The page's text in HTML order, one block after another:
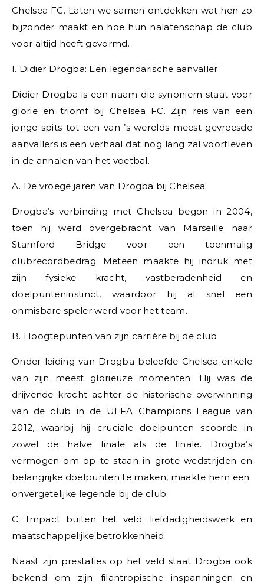
Chelsea FC. Laten we samen ontdekken wat hen zo
bijzonder maakt en hoe hun nalatenschap de club
voor altijd heeft gevormd.
I. Didier Drogba: Een legendarische aanvaller
Didier Drogba is een naam die synoniem staat voor
glorie en triomf bij Chelsea FC. Zijn reis van een
jonge spits tot een van ’s werelds meest gevreesde
aanvallers is een verhaal dat nog lang zal voortleven
in de annalen van het voetbal.
A. De vroege jaren van Drogba bij Chelsea
Drogba’s verbinding met Chelsea begon in 2004,
toen hij werd overgebracht van Marseille naar
Stamford Bridge voor een toenmalig
clubrecordbedrag. Meteen maakte hij indruk met
zijn fysieke kracht, vastberadenheid en
doelpunteninstinct, waardoor hij al snel een
onmisbare speler werd voor het team.
B. Hoogtepunten van zijn carrière bij de club
Onder leiding van Drogba beleefde Chelsea enkele
van zijn meest glorieuze momenten. Hij was de
drijvende kracht achter de historische overwinning
van de club in de UEFA Champions League van
2012, waarbij hij cruciale doelpunten scoorde in
zowel de halve finale als de finale. Drogba’s
vermogen om op te staan in grote wedstrijden en
belangrijke doelpunten te maken, maakte hem een ​​
onvergetelijke legende bij de club.
C. Impact buiten het veld: liefdadigheidswerk en
maatschappelijke betrokkenheid
Naast zijn prestaties op het veld staat Drogba ook
bekend om zijn filantropische inspanningen en